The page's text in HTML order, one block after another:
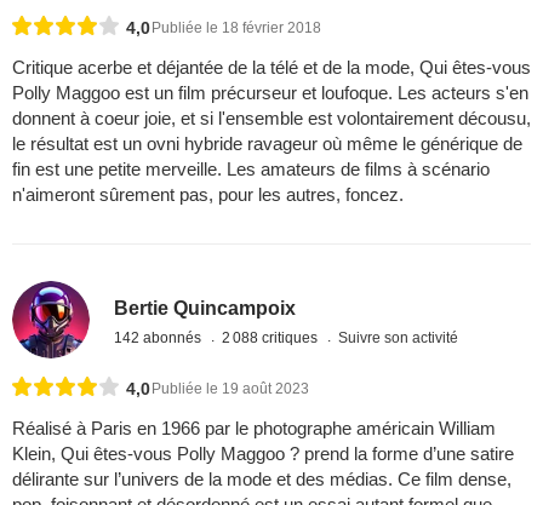
4,0Publiée le 18 février 2018
Critique acerbe et déjantée de la télé et de la mode, Qui êtes-vous
Polly Maggoo est un film précurseur et loufoque. Les acteurs s'en
donnent à coeur joie, et si l'ensemble est volontairement décousu,
le résultat est un ovni hybride ravageur où même le générique de
fin est une petite merveille. Les amateurs de films à scénario
n'aimeront sûrement pas, pour les autres, foncez.
Bertie Quincampoix
142 abonnés 2 088 critiques Suivre son activité
4,0 Publiée le 19 août 2023
Réalisé à Paris en 1966 par le photographe américain William
Klein, Qui êtes-vous Polly Maggoo ? prend la forme d’une satire
délirante sur l’univers de la mode et des médias. Ce film dense,